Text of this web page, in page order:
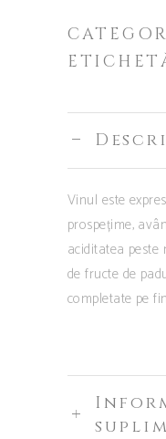
Vinul este
prospețime,
aciditatea peste
de fructe de
completate pe